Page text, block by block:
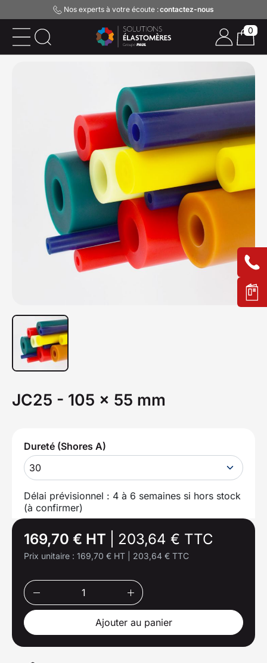
Nos experts à votre écoute :contactez-nous
JC25 - 105 x 55 mm
Dureté (Shores A)
30
Délai prévisionnel : 4 à 6 semaines si hors stock
(à confirmer)
169,70 € HT 203,64 € TTC
Prix unitaire : 169,70 € HT 203,64 € TTC
Ajouter au panier
0